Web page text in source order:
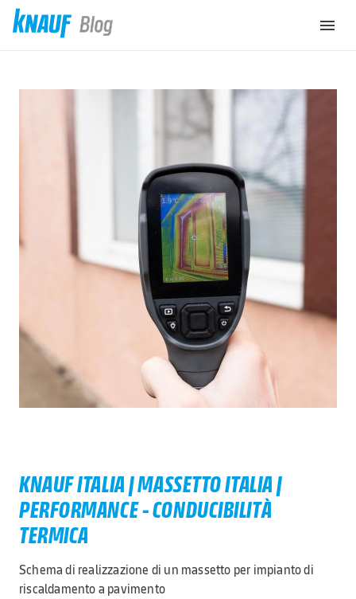
KNAUF ITALIA | MASSETTO ITALIA |
PERFORMANCE - CONDUCIBILITÀ
TERMICA
Schema di realizzazione di un massetto per impianto di
riscaldamento a pavimento